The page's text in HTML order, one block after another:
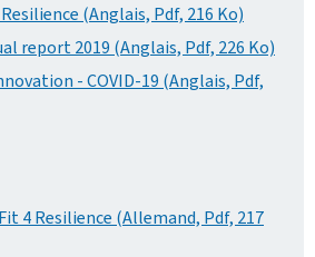
(Anglais, Pdf, 216 Ko)
report 2019 (Anglais, Pdf, 226 Ko)
- COVID-19 (Anglais, Pdf,
4 Resilience (Allemand, Pdf, 217